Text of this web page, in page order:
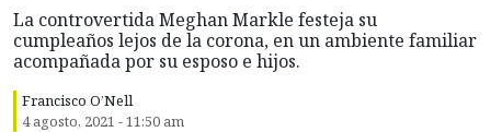
La controvertida Meghan Markle festeja su
cumpleaños lejos de la corona, en un ambiente familiar
acompañada por su esposo e hijos.
Francisco O’Nell
4 agosto, 2021 - 11:50 am